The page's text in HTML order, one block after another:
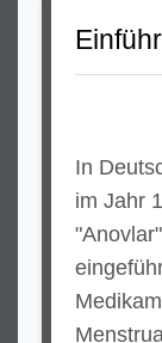
In
im Jahr